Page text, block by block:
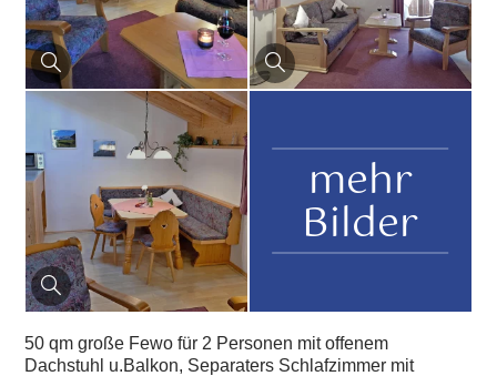
mehr
Bilder
50 qm große Fewo für 2 Personen mit offenem
Dachstuhl u.Balkon, Separaters Schlafzimmer mit